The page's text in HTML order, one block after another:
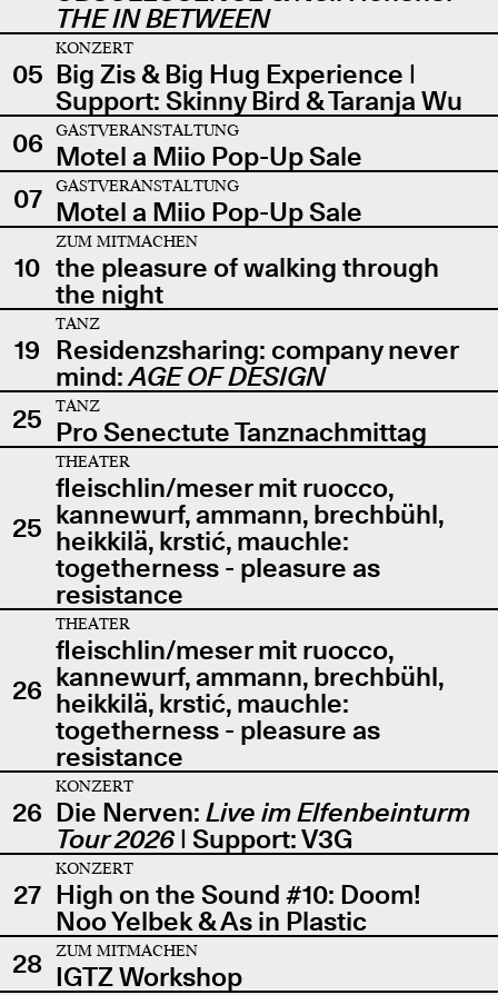
THE IN BETWEEN
05
KONZERT
Big Zis & Big Hug Experience |
Support: Skinny Bird & Taranja Wu
06
GASTVERANSTALTUNG
Motel a Miio Pop-Up Sale
07
GASTVERANSTALTUNG
Motel a Miio Pop-Up Sale
10
ZUM MITMACHEN
the pleasure of walking through
the night
19
TANZ
Residenzsharing: company never
mind:AGE OF DESIGN
25
TANZ
Pro Senectute Tanznachmittag
25
THEATER
fleischlin/meser mit ruocco,
kannewurf, ammann, brechbühl,
heikkilä, krstić, mauchle:
togetherness - pleasure as
resistance
26
THEATER
fleischlin/meser mit ruocco,
kannewurf, ammann, brechbühl,
heikkilä, krstić, mauchle:
togetherness - pleasure as
resistance
26
KONZERT
Die Nerven: Live im Elfenbeinturm
Tour 2026| Support: V3G
27
KONZERT
High on the Sound #10: Doom!
Noo Yelbek & As in Plastic
28
ZUM MITMACHEN
IGTZ Workshop